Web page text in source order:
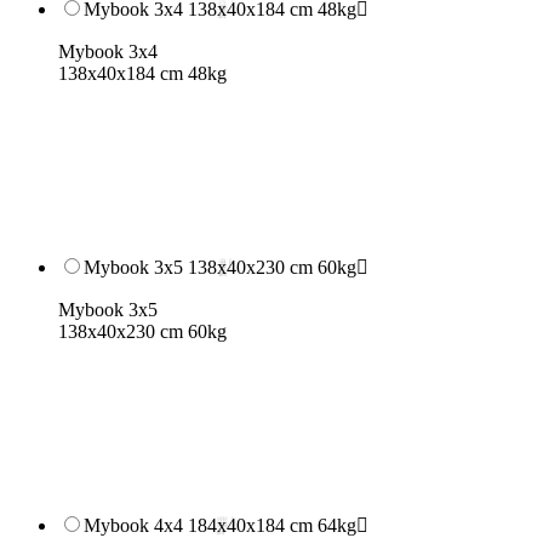
Mybook 3x4 138x40x184 cm 48kg
Mybook 3x4
138x40x184 cm 48kg
Mybook 3x5 138x40x230 cm 60kg
Mybook 3x5
138x40x230 cm 60kg
Mybook 4x4 184x40x184 cm 64kg